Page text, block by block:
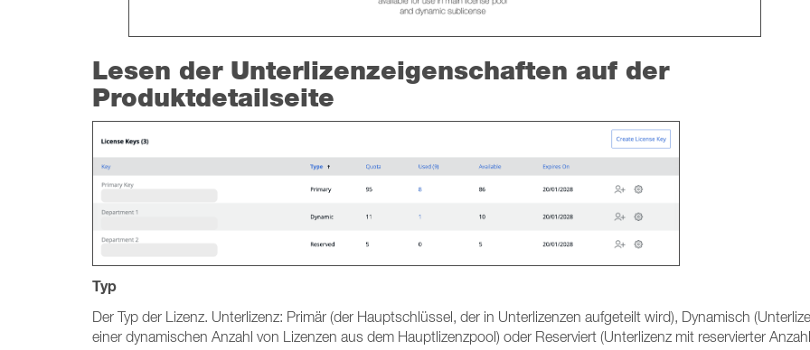
Lesen der Unterlizenzeigenschaften auf der
Produktdetailseite
Typ
Der Typ der Lizenz. Unterlizenz: Primär (der Hauptschlüssel, der in Unterlizenzen aufgeteilt wird), Dynamisch
einer dynamischen Anzahl von Lizenzen aus dem Hauptlizenzpool) oder Reserviert (Unterlizenz mit reservierter